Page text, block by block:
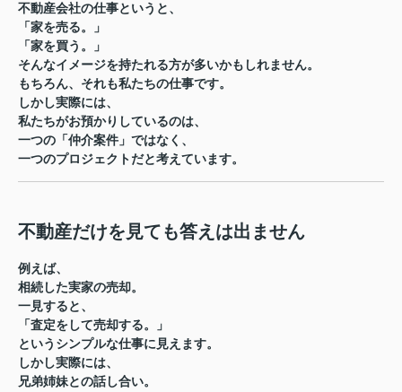
不動産会社の仕事というと、
「家を売る。」
「家を買う。」
そんなイメージを持たれる方が多いかもしれません。
もちろん、それも私たちの仕事です。
しかし実際には、
私たちがお預かりしているのは、
一つの「仲介案件」ではなく、
一つのプロジェクト だと考えています。
不動産だけを見ても答えは出ません
例えば、
相続した実家の売却。
一見すると、
「査定をして売却する。」
というシンプルな仕事に見えます。
しかし実際には、
兄弟姉妹との話し合い。